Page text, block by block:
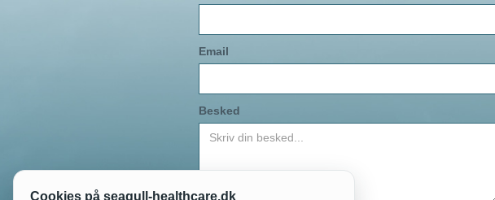
Email
Besked
Cookies på seagull-healthcare.dk